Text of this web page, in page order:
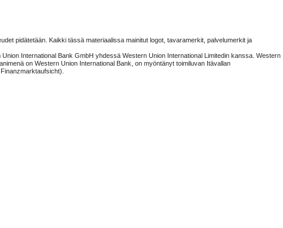
pidätetään. Kaikki tässä materiaalissa mainitut logot, tavaramerkit, palvelumerkit ja
International Bank GmbH yhdessä Western Union International Limitedin kanssa. Western
on Western Union International Bank, on myöntänyt toimiluvan Itävallan